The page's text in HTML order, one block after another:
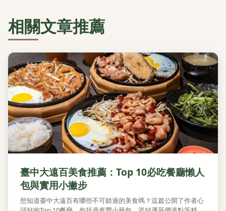
相關文章推薦
臺中大遠百美食推薦：Top 10必吃餐廳懶人
包與實用小撇步
想知道臺中大遠百有哪些不可錯過的美食嗎？這篇公開了作者心